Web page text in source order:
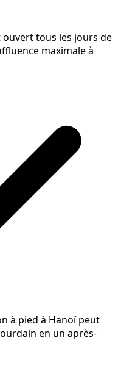
ouvert tous les jours de
maximale à
à pied à Hanoï peut
en un après-